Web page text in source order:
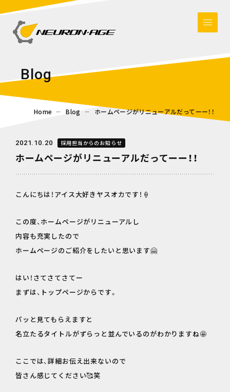
Blog
Home Blog ホームページがリニューアルだってーー！！
2021.10.20 採用担当からのお知らせ
ホームページがリニューアルだってーー！！
こんにちは！アイス大好きヤスオカです！🍦
この度、ホームページがリニューアルし
内容も充実したので
ホームページのご紹介をしたいと思います🤗
はい！さてさてさてー
まずは、トップページからです。
パッと見てもらえますと
名立たるタイトルがずらっと並んでいるのがわかりますね🤩
ここでは、詳細お伝え出来ないので
皆さん感じてください🥰笑